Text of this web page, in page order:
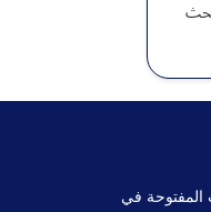
المفتوحة في